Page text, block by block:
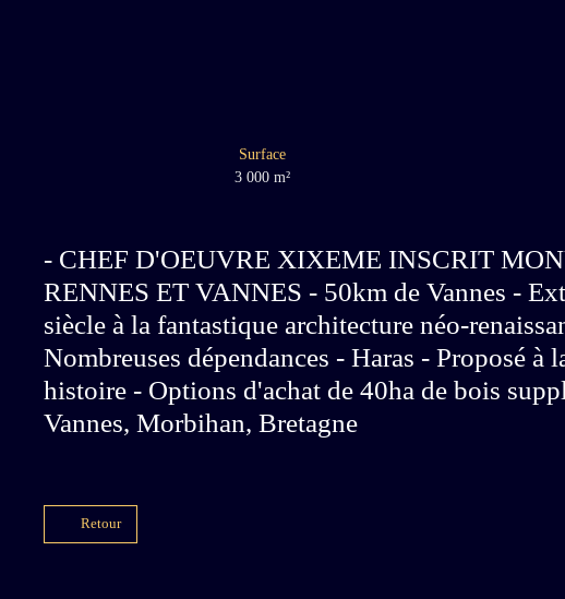
Surface
3 000 m²
- CHEF D'OEUVRE XIXEME INSCRIT
RENNES ET VANNES - 50km de Vannes -
siècle à la fantastique architecture néo-
Nombreuses dépendances - Haras - Proposé à
histoire - Options d'achat de 40ha de bois
Vannes, Morbihan, Bretagne
Retour